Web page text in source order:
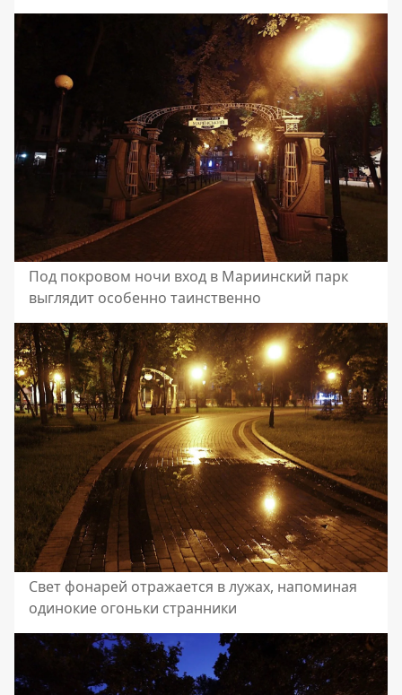
Под покровом ночи вход в Мариинский парк
выглядит особенно таинственно
Свет фонарей отражается в лужах, напоминая
одинокие огоньки странники